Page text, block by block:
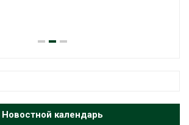
Новостной календарь